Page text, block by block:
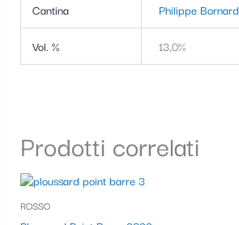
Cantina Philippe Bornard
Vol. % 13,0%
Prodotti correlati
ROSSO